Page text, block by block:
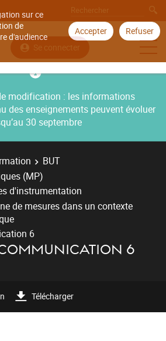
sur ce
de
d'audience
Accepter Refuser
Se connecter
modification : les informations
des enseignements peuvent évoluer
30 septembre
BUT
(MP)
d'instrumentation
de mesures dans un contexte
6
6
Télécharger